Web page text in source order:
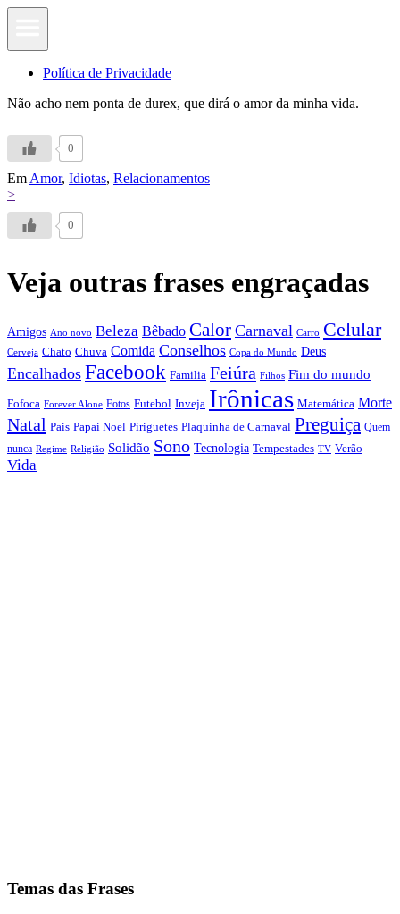
Política de Privacidade
Não acho nem ponta de durex, que dirá o amor da minha vida.
0
Em Amor, Idiotas, Relacionamentos
>
0
Veja outras frases engraçadas
Amigos Ano novo Beleza Bêbado Calor Carnaval Carro Celular
Cerveja Chato Chuva Comida Conselhos Copa do Mundo Deus
Encalhados Facebook Familia Feiúra Filhos Fim do mundo
Fofoca Forever Alone Fotos Futebol Inveja Irônicas Matemática Morte
Natal Pais Papai Noel Piriguetes Plaquinha de Carnaval Preguiça Quem
nunca Regime Religião Solidão Sono Tecnologia Tempestades TV Verão
Vida
Temas das Frases